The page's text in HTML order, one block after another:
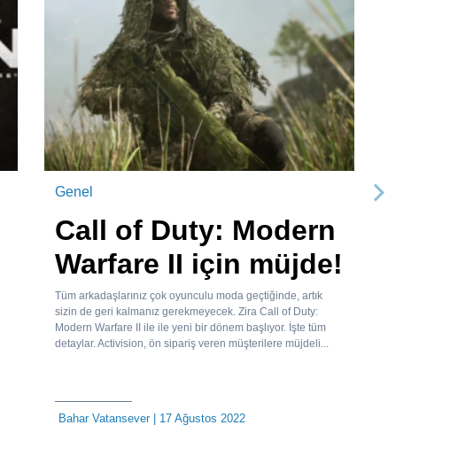
Genel
Call of Duty: Modern
Warfare II için müjde!
Tüm arkadaşlarınız çok oyunculu moda geçtiğinde, artık
sizin de geri kalmanız gerekmeyecek. Zira Call of Duty:
Modern Warfare II ile ile yeni bir dönem başlıyor. İşte tüm
detaylar. Activision, ön sipariş veren müşterilere müjdeli...
Bahar Vatansever| 17 Ağustos 2022
Sonraki